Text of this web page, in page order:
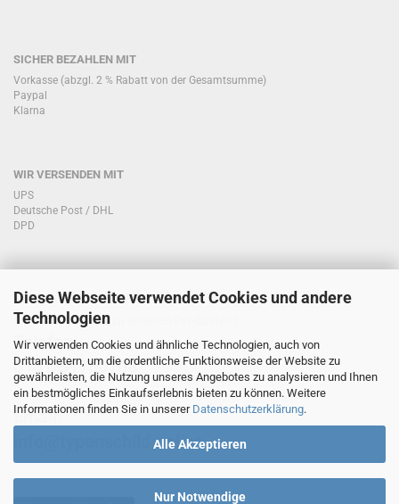
Diese Webseite verwendet Cookies und andere
Technologien
Wir verwenden Cookies und ähnliche Technologien, auch von
Drittanbietern, um die ordentliche Funktionsweise der Website zu
gewährleisten, die Nutzung unseres Angebotes zu analysieren und Ihnen
ein bestmögliches Einkaufserlebnis bieten zu können. Weitere
Informationen finden Sie in unserer Datenschutzerklärung.
Alle Akzeptieren
Nur Notwendige
SICHER BEZAHLEN MIT
Vorkasse (abzgl. 2 % Rabatt von der Gesamtsumme)
Paypal
Klarna
WIR VERSENDEN MIT
UPS
Deutsche Post / DHL
DPD
KONTAKT KUNDENSERVICE
Sie haben Fragen zu unseren Produkten?
Telefon:
0151/51760708
Email:
info@typenschild.online